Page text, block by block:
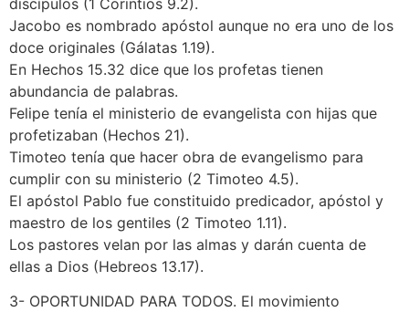
Jacobo es nombrado apóstol aunque no era uno de los
doce originales (Gálatas 1.19).
En Hechos 15.32 dice que los profetas tienen
abundancia de palabras.
Felipe tenía el ministerio de evangelista con hijas que
profetizaban (Hechos 21).
Timoteo tenía que hacer obra de evangelismo para
cumplir con su ministerio (2 Timoteo 4.5).
El apóstol Pablo fue constituido predicador, apóstol y
maestro de los gentiles (2 Timoteo 1.11).
Los pastores velan por las almas y darán cuenta de
ellas a Dios (Hebreos 13.17).
3- OPORTUNIDAD PARA TODOS. El movimiento